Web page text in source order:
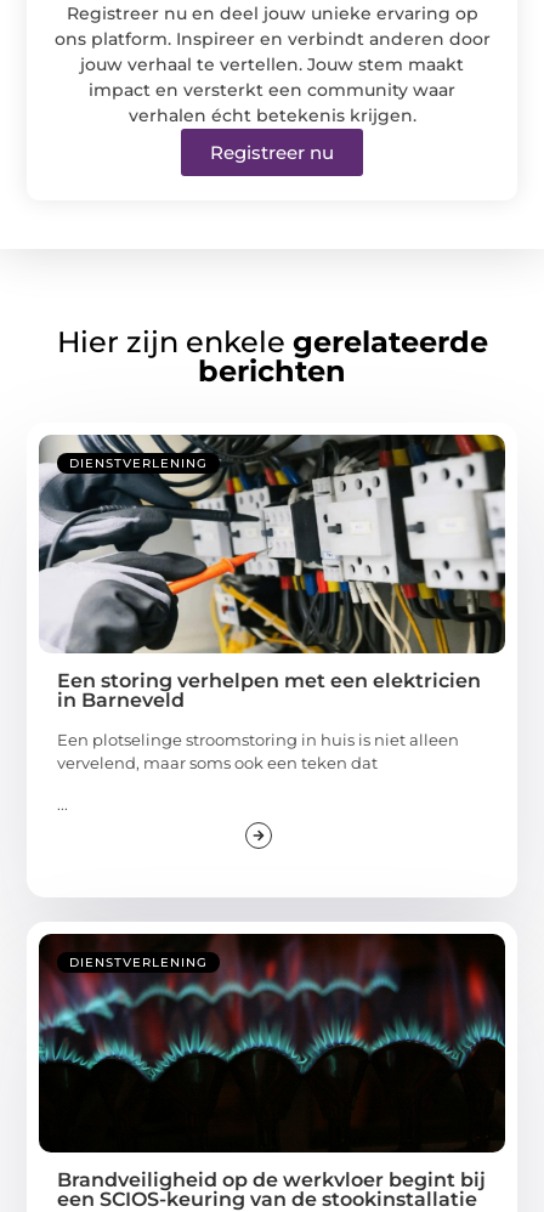
Registreer nu en deel jouw unieke ervaring op
ons platform. Inspireer en verbindt anderen door
jouw verhaal te vertellen. Jouw stem maakt
impact en versterkt een community waar
verhalen écht betekenis krijgen.
Registreer nu
Hier zijn enkele gerelateerde
berichten
DIENSTVERLENING
Een storing verhelpen met een elektricien
in Barneveld
Een plotselinge stroomstoring in huis is niet alleen
vervelend, maar soms ook een teken dat
...
DIENSTVERLENING
Brandveiligheid op de werkvloer begint bij
een SCIOS-keuring van de stookinstallatie